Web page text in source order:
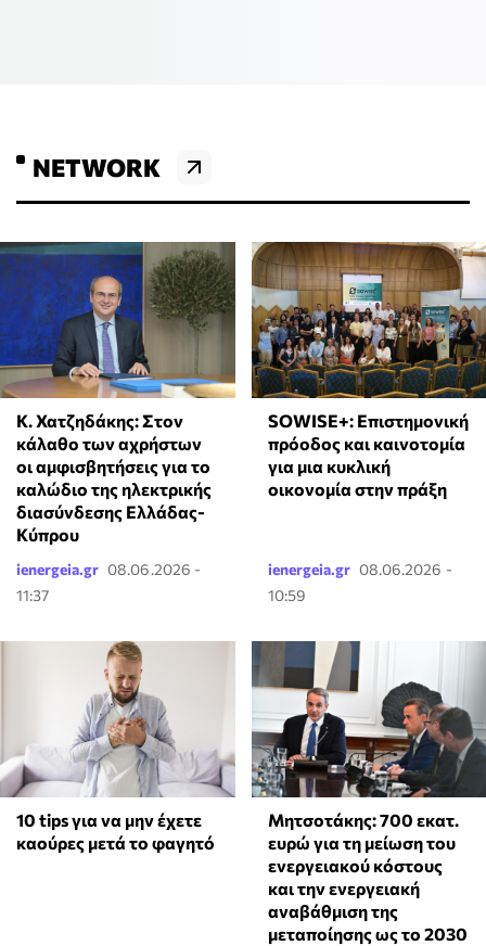
NETWORK
Κ. Χατζηδάκης: Στον
κάλαθο των αχρήστων
οι αμφισβητήσεις για το
καλώδιο της ηλεκτρικής
διασύνδεσης Ελλάδας-
Κύπρου
ienergeia.gr 08.06.2026 -
11:37
SOWISE+: Επιστημονική
πρόοδος και καινοτομία
για μια κυκλική
οικονομία στην πράξη
ienergeia.gr 08.06.2026 -
10:59
10 tips για να μην έχετε
καούρες μετά το φαγητό
Μητσοτάκης: 700 εκατ.
ευρώ για τη μείωση του
ενεργειακού κόστους
και την ενεργειακή
αναβάθμιση της
μεταποίησης ως το 2030